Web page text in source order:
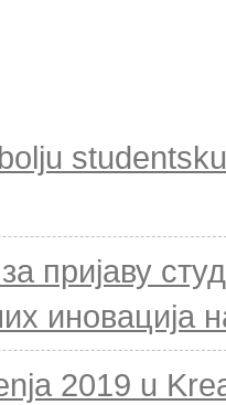
пријаву
иновација
2019 u